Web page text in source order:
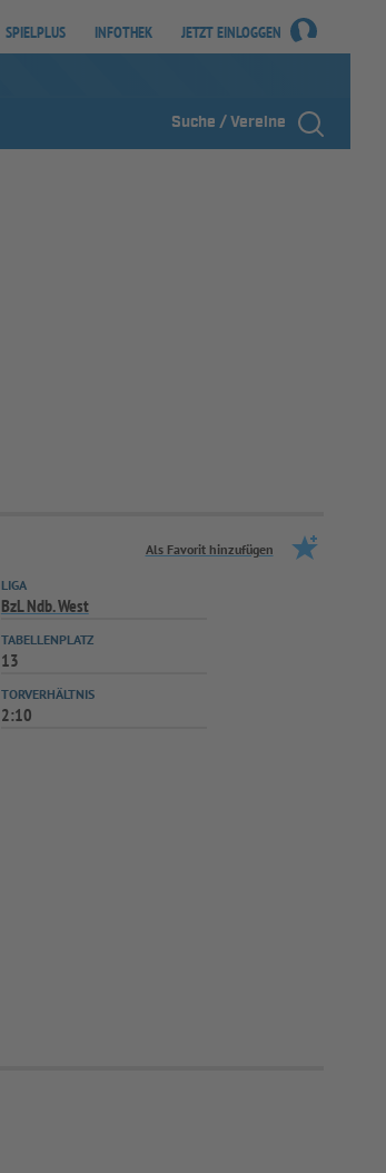
SPIELPLUS INFOTHEK JETZT EINLOGGEN
Suche / Vereine
Als Favorit hinzufügen
LIGA
BzL Ndb. West
TABELLENPLATZ
13
TORVERHÄLTNIS
2:10